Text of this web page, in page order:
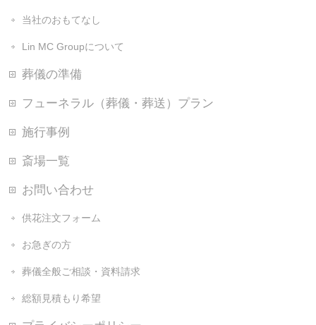
当社のおもてなし
Lin MC Groupについて
葬儀の準備
フューネラル（葬儀・葬送）プラン
施行事例
斎場一覧
お問い合わせ
供花注文フォーム
お急ぎの方
葬儀全般ご相談・資料請求
総額見積もり希望